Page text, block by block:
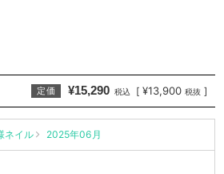
定価 ¥15,290 税込 [ ¥13,900 税抜 ]
ネイル 2025年06月